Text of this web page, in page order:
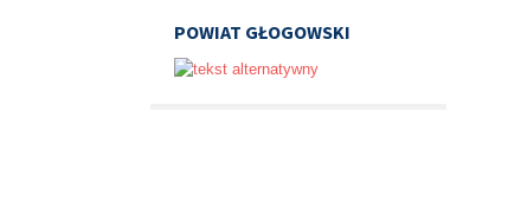
POWIAT GŁOGOWSKI